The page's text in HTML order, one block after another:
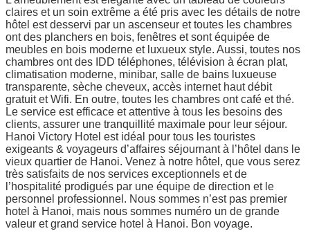
claires et un soin extrême a été pris avec les détails de notre
hôtel est desservi par un ascenseur et toutes les chambres
ont des planchers en bois, fenêtres et sont équipée de
meubles en bois moderne et luxueux style. Aussi, toutes nos
chambres ont des IDD téléphones, télévision à écran plat,
climatisation moderne, minibar, salle de bains luxueuse
transparente, sèche cheveux, accès internet haut débit
gratuit et Wifi. En outre, toutes les chambres ont café et thé.
Le service est efficace et attentive à tous les besoins des
clients, assurer une tranquillité maximale pour leur séjour.
Hanoi Victory Hotel est idéal pour tous les touristes
exigeants & voyageurs d’affaires séjournant à l’hôtel dans le
vieux quartier de Hanoi. Venez à notre hôtel, que vous serez
très satisfaits de nos services exceptionnels et de
l’hospitalité prodigués par une équipe de direction et le
personnel professionnel. Nous sommes n’est pas premier
hotel à Hanoi, mais nous sommes numéro un de grande
valeur et grand service hotel à Hanoi. Bon voyage.